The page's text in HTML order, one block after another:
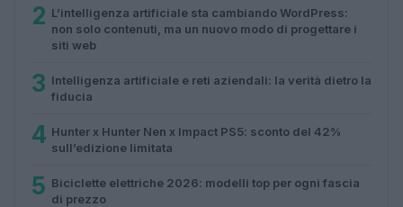
2 L’intelligenza artificiale sta cambiando WordPress:
non solo contenuti, ma un nuovo modo di progettare i
siti web
3 Intelligenza artificiale e reti aziendali: la verità dietro la
fiducia
4 Hunter x Hunter Nen x Impact PS5: sconto del 42%
sull’edizione limitata
5 Biciclette elettriche 2026: modelli top per ogni fascia
di prezzo